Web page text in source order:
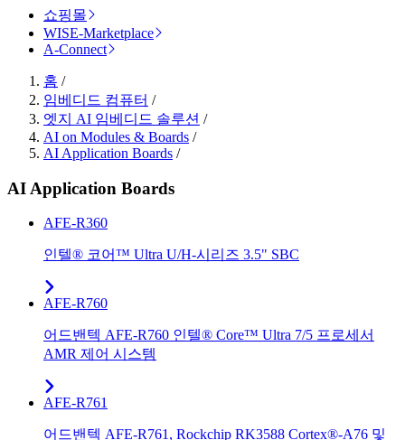
쇼핑몰
WISE-Marketplace
A-Connect
홈 /
임베디드 컴퓨터 /
엣지 AI 임베디드 솔루션 /
AI on Modules & Boards /
AI Application Boards /
AI Application Boards
AFE-R360
인텔® 코어™ Ultra U/H-시리즈 3.5" SBC
AFE-R760
어드밴텍 AFE-R760 인텔® Core™ Ultra 7/5 프로세서
AMR 제어 시스템
AFE-R761
어드밴텍 AFE-R761, Rockchip RK3588 Cortex®-A76 및